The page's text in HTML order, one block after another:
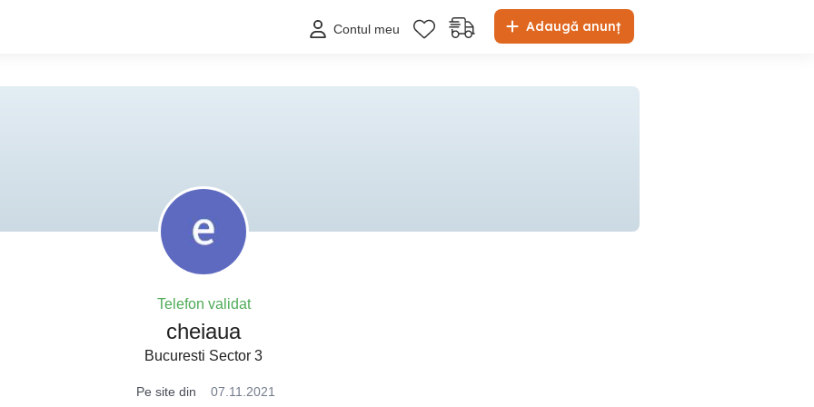
Adaugă anunț
Contul meu
Telefon validat
cheiaua
Bucuresti Sector 3
Pe site din
07.11.2021